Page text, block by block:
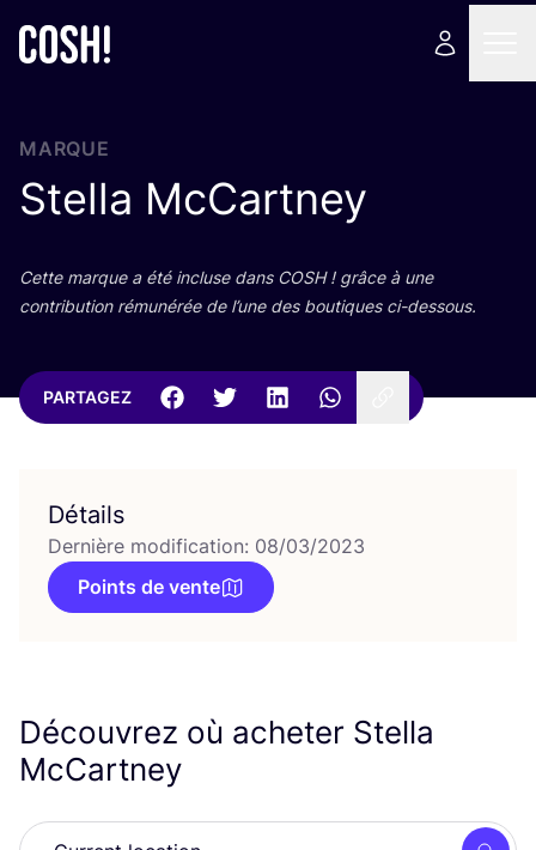
MARQUE
Stella McCartney
Cette marque a été incluse dans COSH! grâce à une
contri­bu­tion rému­né­rée de l’une des bou­tiques ci-dessous.
PARTAGEZ
Détails
Dernière modification: 08/03/2023
Points de vente
Découvrez où acheter Stella
McCartney